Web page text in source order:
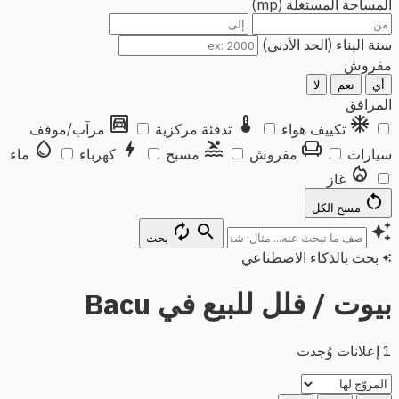
المساحة المستغلة (mp)
سنة البناء (الحد الأدنى)
مفروش
أي نعم لا
المرافق
ac_unit تكييف هواء thermostat تدفئة مركزية garage مرآب/موقف
سيارات
chair مفروش pool مسبح bolt كهرباء water_drop ماء
local_fire_department غاز
restart_alt
auto_awesome
search
autorenew بحث
auto_awesome بحث بالذكاء الاصطناعي
بيوت / فلل للبيع في Bacu
1 إعلانات وُجدت